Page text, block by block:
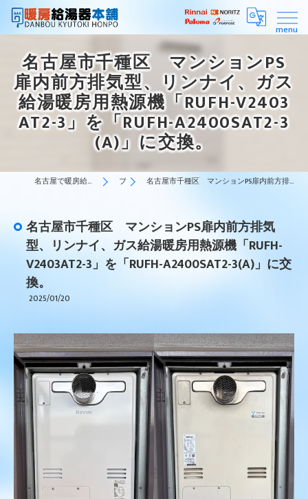
名古屋市千種区 マンションPS
扉内前方排気型、リンナイ、ガス
給湯暖房用熱源機「RUFH-V2403
AT2-3」を「RUFH-A2400SAT2-3
(A)」に交換。
名古屋で暖房給湯器はスピーディーな対応の暖房給湯器本舗 ブログ 名古屋市千種区 マンションPS扉内前方排気型、リンナイ、ガス給湯暖房用熱源機「RUFH-V2403AT2-3」を「RUFH-A2400SAT2-3(A)」に交換。
名古屋市千種区 マンションPS扉内前方排気
型、リンナイ、ガス給湯暖房用熱源機「RUFH-
V2403AT2-3」を「RUFH-A2400SAT2-3(A)」に交
換。
2025/01/20